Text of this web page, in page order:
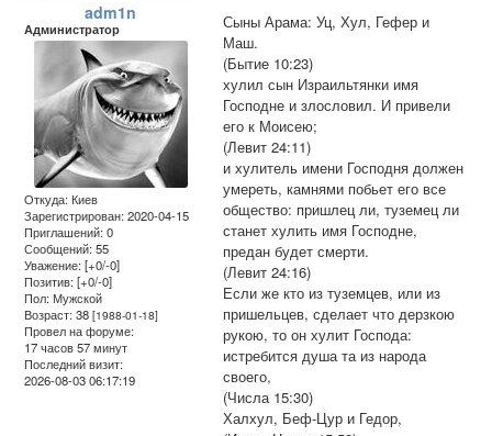
adm1n
Администратор
Откуда: Киев
Зарегистрирован: 2020-04-15
Приглашений:0
Сообщений:55
Уважение: [+0/-0]
Позитив: [+0/-0]
Пол: Мужской
Возраст:38[1988-01-18]
Провел на форуме:
17 часов 57 минут
Последний визит:
2026-08-03 06:17:19
Сыны Арама: Уц, Хул, Гефер и
Маш.
(Бытие 10:23)
хулил сын Израильтянки имя
Господне и злословил. И привели
его к Моисею;
(Левит 24:11)
и хулитель имени Господня должен
умереть, камнями побьет его все
общество: пришлец ли, туземец ли
станет хулить имя Господне,
предан будет смерти.
(Левит 24:16)
Если же кто из туземцев, или из
пришельцев, сделает что дерзкою
рукою, то он хулит Господа:
истребится душа та из народа
своего,
(Числа 15:30)
Халхул, Беф-Цур и Гедор,